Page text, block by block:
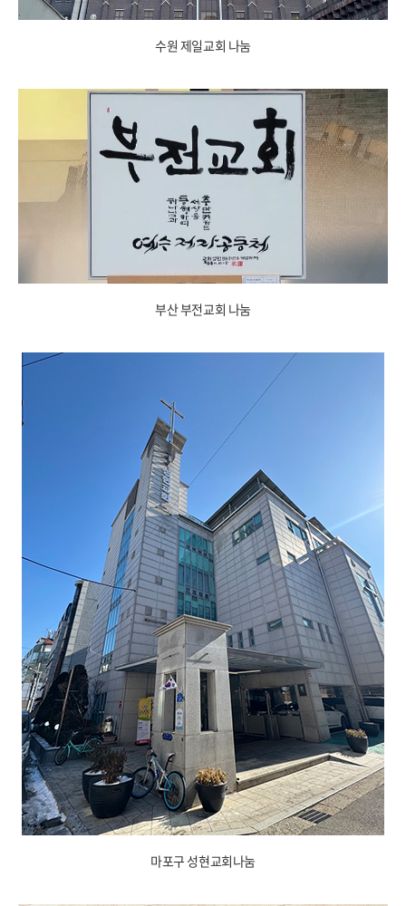
수원 제일교회 나눔
부산 부전교회 나눔
마포구 성현교회나눔